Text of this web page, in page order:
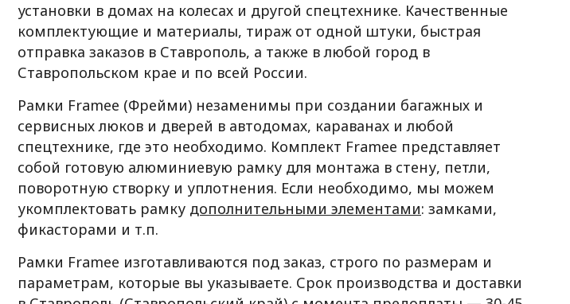
установки в домах на колесах и другой спецтехнике. Качественные
комплектующие и материалы, тираж от одной штуки, быстрая
отправка заказов в Ставрополь, а также в любой город в
Ставропольском крае и по всей России.
Рамки Framee (Фрейми) незаменимы при создании багажных и
сервисных люков и дверей в автодомах, караванах и любой
спецтехнике, где это необходимо. Комплект Framee представляет
собой готовую алюминиевую рамку для монтажа в стену, петли,
поворотную створку и уплотнения. Если необходимо, мы можем
укомплектовать рамку дополнительными элементами: замками,
фикасторами и т.п.
Рамки Framee изготавливаются под заказ, строго по размерам и
параметрам, которые вы указываете. Срок производства и доставки